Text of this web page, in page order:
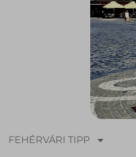
FEHÉRVÁRI TIPP